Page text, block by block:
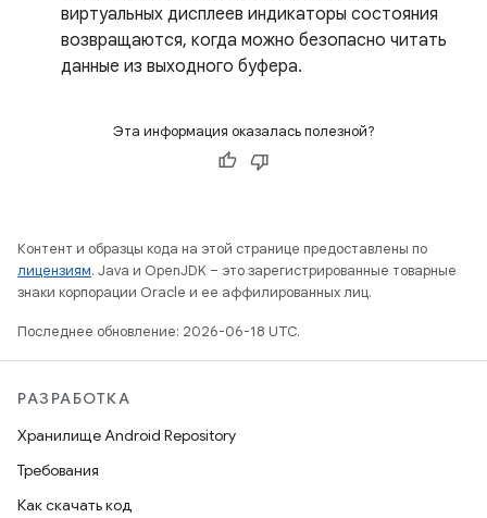
виртуальных дисплеев индикаторы состояния
возвращаются, когда можно безопасно читать
данные из выходного буфера.
Эта информация оказалась полезной?
Контент и образцы кода на этой странице предоставлены по
лицензиям. Java и OpenJDK – это зарегистрированные товарные
знаки корпорации Oracle и ее аффилированных лиц.
Последнее обновление: 2026-06-18 UTC.
РАЗРАБОТКА
Хранилище Android Repository
Требования
Как скачать код